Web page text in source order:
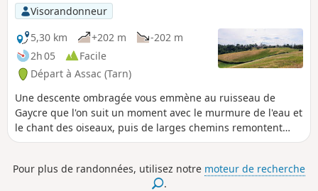
vallée du Tarn que l'on longe un
moment pour revenir sur la plateau par
la rive gauche de l’Aygou. Voir infos
pratiques concernant la version courte
de cette randonnée. De (10 à 11) pas de
balisage. Ensuite un balisage PR® nous
ramène au point de départ.
Visorandonneur
5,30 km
+202 m
-202 m
2h 05
Facile
Départ à Assac (Tarn)
Une descente ombragée vous emmène au ruisseau de
Gaycre que l'on suit un moment avec le murmure de l'eau et
le chant des oiseaux, puis de larges chemins remontent
jusqu'au plateau d'Assac. Balisage Jaune
Pour plus de randonnées, utilisez notre moteur de recherche
.